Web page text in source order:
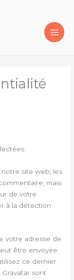
site web, les
mais
de votre
à la détection
votre adresse de
être envoyée
ce dernier.
sont